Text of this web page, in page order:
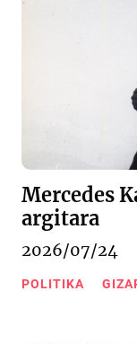
Mercedes
argitara
2026/07/24
POLITIKA